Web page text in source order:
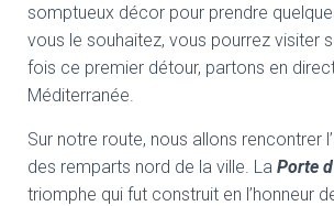
somptueux décor pour prendre
vous le souhaitez, vous pourrez visiter
fois ce premier détour, partons en
Méditerranée.
Sur notre route, nous allons rencontrer
des remparts nord de la ville. La Porte
triomphe qui fut construit en l’honneur